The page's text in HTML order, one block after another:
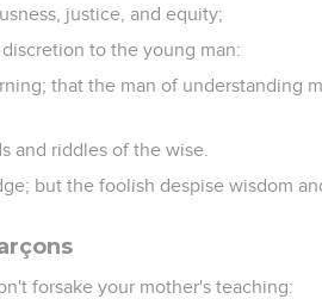
justice, and equity;
to the young man:
that the man of understanding
and riddles of the wise.
but the foolish despise wisdom
forsake your mother's teaching: